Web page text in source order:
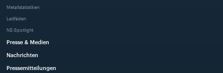
Metallstatistiken
Leitfäden
NE-Spotlight
Presse & Medien
Nachrichten
Pressemitteilungen